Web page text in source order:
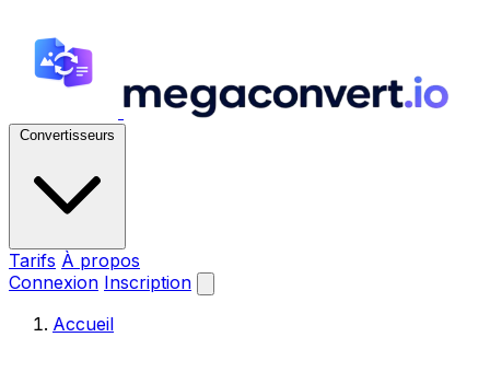
Convertisseurs
Tarifs À propos
Connexion Inscription
Accueil